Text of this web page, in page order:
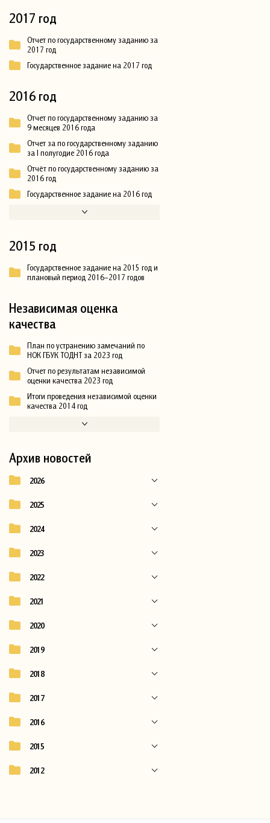
2017 год
Отчет по государственному заданию за
2017 год
Государственное задание на 2017 год
2016 год
Отчет по государственному заданию за
9 месяцев 2016 года
Отчет за по государственному заданию
за I полугодие 2016 года
Отчёт по государственному заданию за
2016 год
Государственное задание на 2016 год
2015 год
Государственное задание на 2015 год и
плановый период 2016–2017 годов
Независимая оценка
качества
План по устранению замечаний по
НОК ГБУК ТОДНТ за 2023 год
Отчет по результатам независимой
оценки качества 2023 год
Итоги проведения независимой оценки
качества 2014 год
Архив новостей
2026
2025
2024
2023
2022
2021
2020
2019
2018
2017
2016
2015
2012